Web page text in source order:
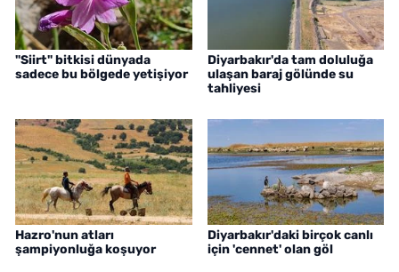
"Siirt" bitkisi dünyada
sadece bu bölgede yetişiyor
Diyarbakır'da tam doluluğa
ulaşan baraj gölünde su
tahliyesi
Hazro'nun atları
şampiyonluğa koşuyor
Diyarbakır'daki birçok canlı
için 'cennet' olan göl